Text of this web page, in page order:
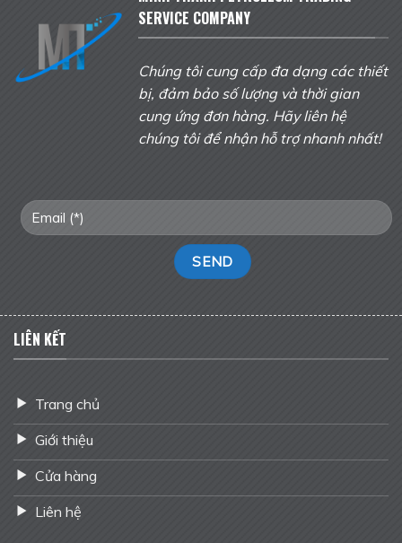
SERVICE COMPANY
Chúng tôi cung cấp đa dạng các thiết
bị, đảm bảo số lượng và thời gian
cung ứng đơn hàng. Hãy liên hệ
chúng tôi để nhận hỗ trợ nhanh nhất!
LIÊN KẾT
Trang chủ
Giới thiệu
Cửa hàng
Liên hệ